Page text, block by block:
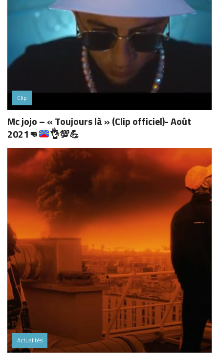
Clip
Mc jojo – « Toujours là » (Clip officiel)- Août
2021👊 👌💯💪
Actualités